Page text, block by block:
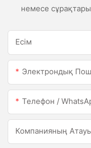
немесе
Есім
Электрондық
Телефон /
Компанияның